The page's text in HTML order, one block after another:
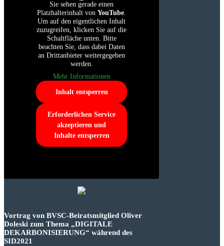
Sie sehen gerade einen
Platzhalterinhalt von YouTube.
Um auf den eigentlichen Inhalt
zuzugreifen, klicken Sie auf die
Schaltfläche unten. Bitte
beachten Sie, dass dabei Daten
an Drittanbieter weitergegeben
werden.
Mehr Informationen
Inhalt entsperren
Erforderlichen Service
akzeptieren und
Inhalte entsperren
Vortrag von BVSC-Beiratsmitglied Oliver
Doleski zum Thema „DIGITALE
DEKARBONISIERUNG“ während des
SID2021